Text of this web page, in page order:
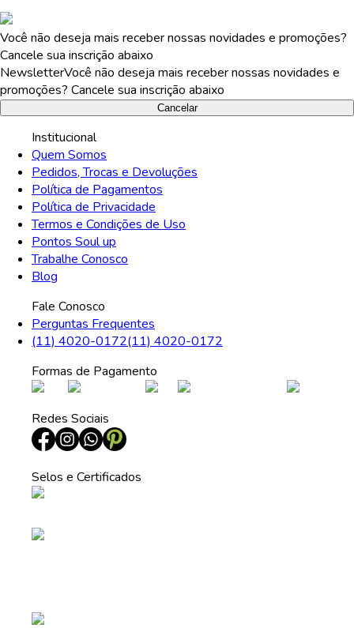
Você não deseja mais receber nossas novidades e promoções?
Cancele sua inscrição abaixo
NewsletterVocê não deseja mais receber nossas novidades e
promoções? Cancele sua inscrição abaixo
Cancelar
Institucional
Quem Somos
Pedidos, Trocas e Devoluções
Política de Pagamentos
Política de Privacidade
Termos e Condições de Uso
Pontos Soul up
Trabalhe Conosco
Blog
Fale Conosco
Perguntas Frequentes
(11) 4020-0172(11) 4020-0172
Formas de Pagamento
Redes Sociais
Selos e Certificados